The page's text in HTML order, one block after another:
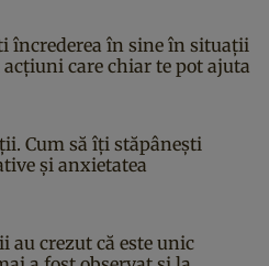
încrederea în sine în situații
acțiuni care chiar te pot ajuta
Cum să îți stăpânești
și anxietatea
au crezut că este unic